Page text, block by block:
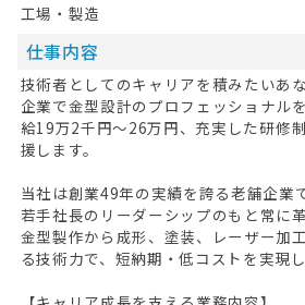
工場・製造
仕事内容
技術者としてのキャリアを積みたいあ
企業で金型設計のプロフェッショナル
給19万2千円～26万円、充実した研修
援します。
当社は創業49年の実績を誇る老舗企業
若手社長のリーダーシップのもと常に
金型製作から成形、塗装、レーザー加
る技術力で、短納期・低コストを実現